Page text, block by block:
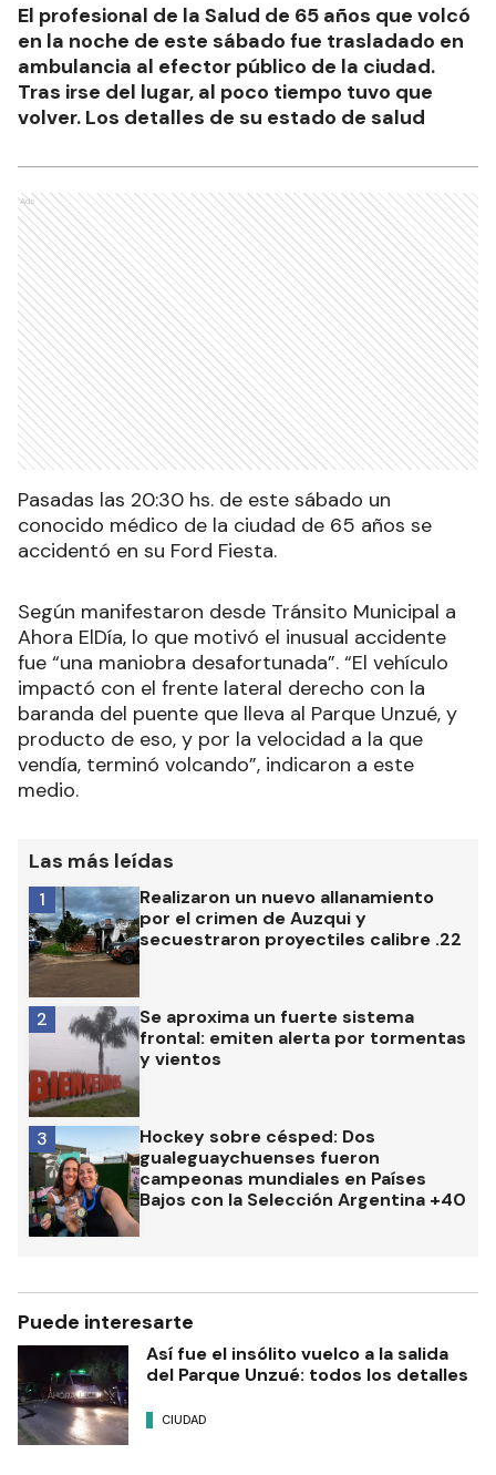
El profesional de la Salud de 65 años que volcó
en la noche de este sábado fue trasladado en
ambulancia al efector público de la ciudad.
Tras irse del lugar, al poco tiempo tuvo que
volver. Los detalles de su estado de salud
Ads
Pasadas las 20:30 hs. de este sábado un
conocido médico de la ciudad de 65 años se
accidentó en su Ford Fiesta.
Según manifestaron desde Tránsito Municipal a
Ahora ElDía, lo que motivó el inusual accidente
fue “una maniobra desafortunada”. “El vehículo
impactó con el frente lateral derecho con la
baranda del puente que lleva al Parque Unzué, y
producto de eso, y por la velocidad a la que
vendía, terminó volcando”, indicaron a este
medio.
Las más leídas
Realizaron un nuevo allanamiento
por el crimen de Auzqui y
secuestraron proyectiles calibre .22
1
Se aproxima un fuerte sistema
frontal: emiten alerta por tormentas
y vientos
2
Hockey sobre césped: Dos
gualeguaychuenses fueron
campeonas mundiales en Países
Bajos con la Selección Argentina +40
3
Puede interesarte
Así fue el insólito vuelco a la salida
del Parque Unzué: todos los detalles
CIUDAD